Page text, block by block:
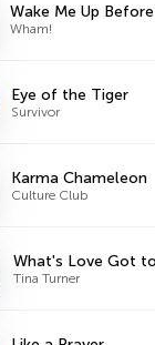
Wake Me Up
Wham!
Eye of the Tiger
Survivor
Karma Chameleon
Culture Club
What's Love Got
Tina Turner